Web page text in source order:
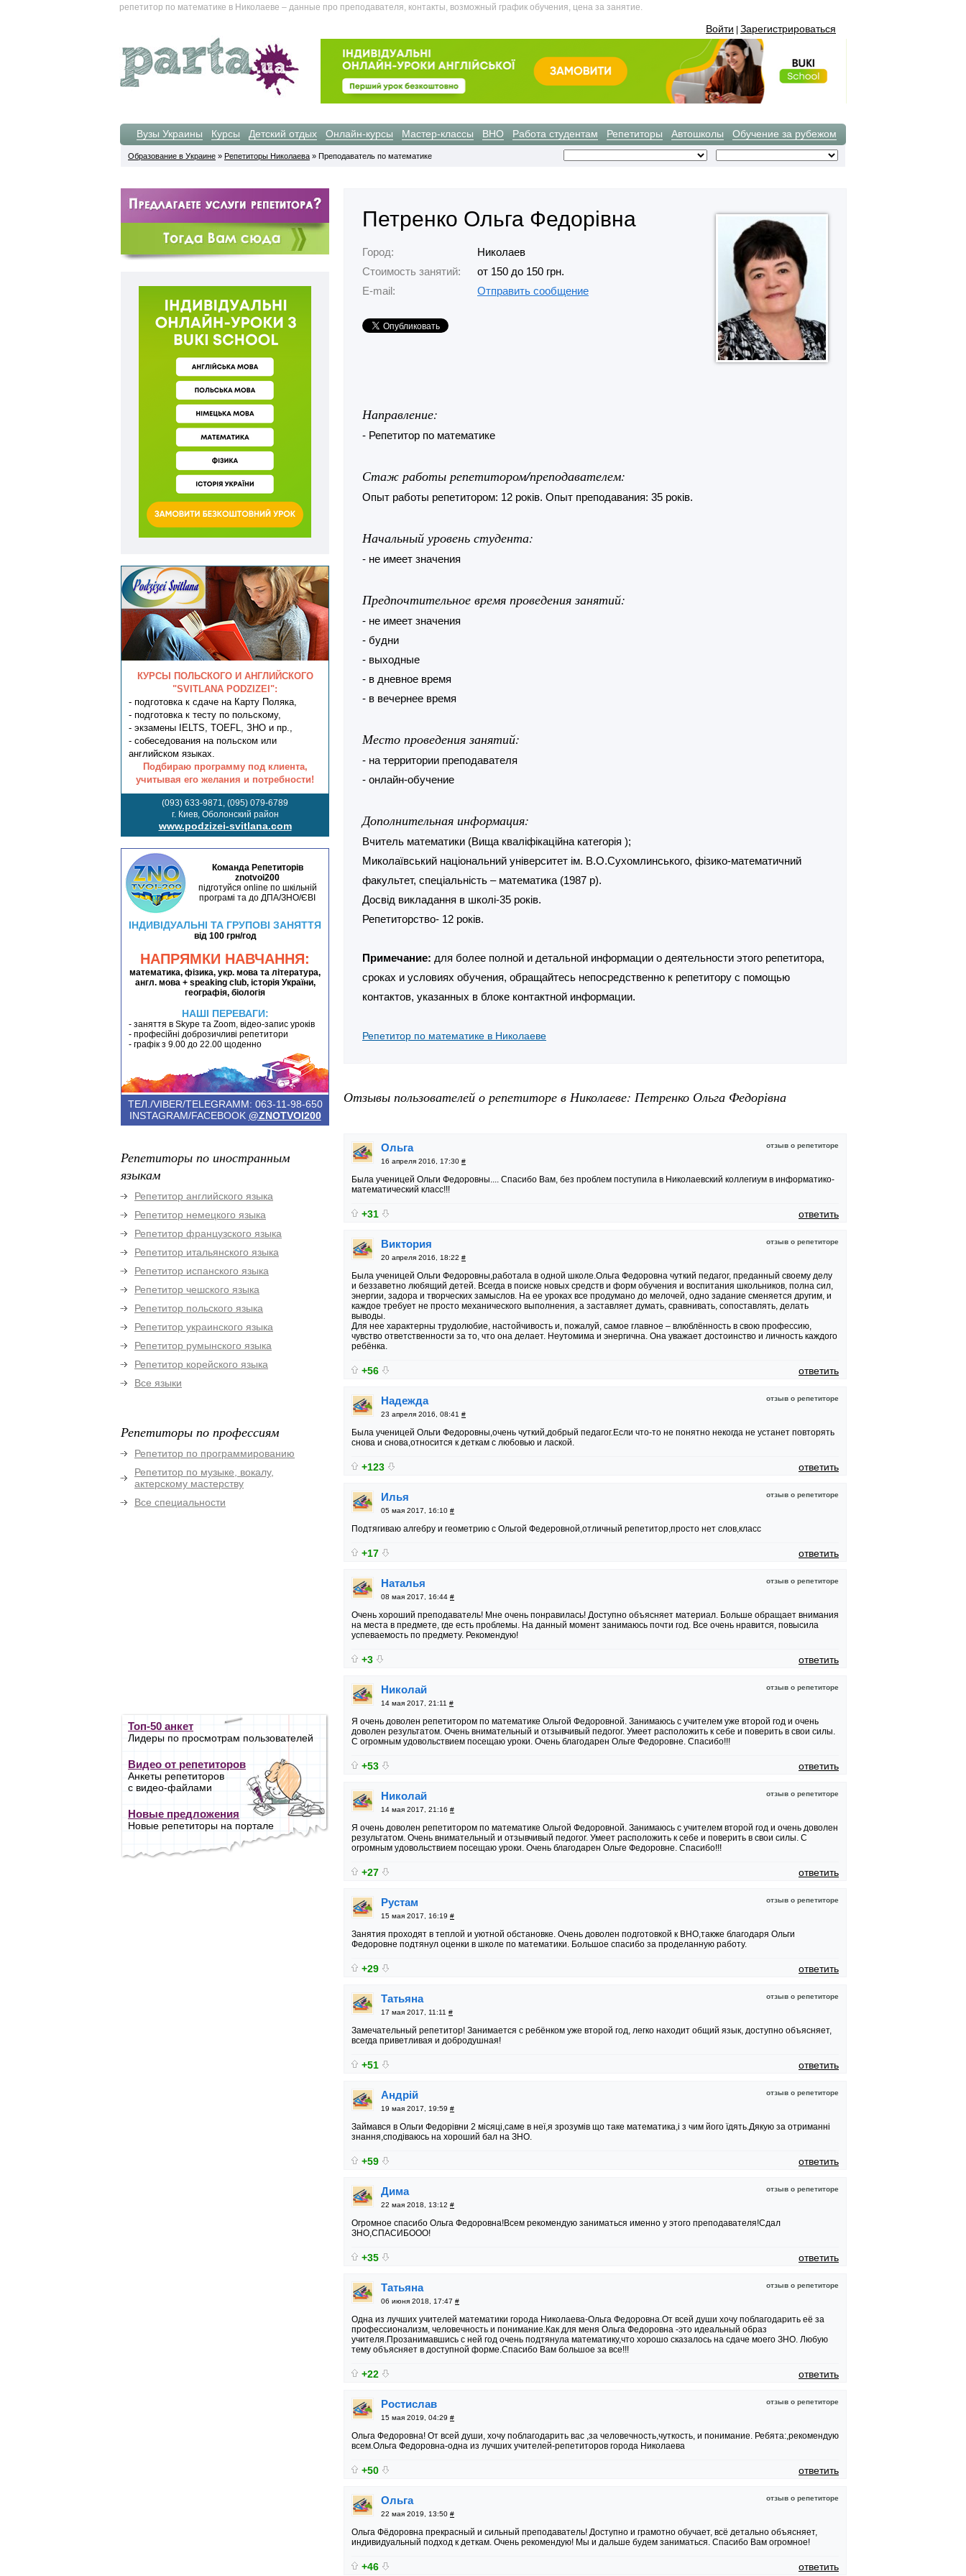
репетитор по математике в Николаеве – данные про преподавателя, контакты, возможный график обучения, цена за занятие.
Войти Зарегистрироваться
Вузы Украины Курсы Детский отдых Онлайн-курсы Мастер-классы ВНО Работа студентам Репетиторы Автошколы Обучение за рубежом
Образование в Украине » Репетиторы Николаева » Преподаватель по математике
Петренко Ольга Федорівна
Город:
Николаев
Стоимость занятий:
от 150 до 150 грн.
E-mail:
Отправить сообщение
Направление:
- Репетитор по математике
Стаж работы репетитором/преподавателем:
Опыт работы репетитором: 12 років. Опыт преподавания: 35 років.
Начальный уровень студента:
- не имеет значения
Предпочтительное время проведения занятий:
- не имеет значения
- будни
- выходные
- в дневное время
- в вечернее время
Место проведения занятий:
- на территории преподавателя
- онлайн-обучение
Дополнительная информация:
Вчитель математики (Вища кваліфікаційна категорія );
Миколаївський національний університет ім. В.О.Сухомлинського, фізико-математичний
факультет, спеціальність – математика (1987 р).
Досвід викладання в школі-35 років.
Репетиторство- 12 років.
Примечание: для более полной и детальной информации о деятельности этого репетитора,
сроках и условиях обучения, обращайтесь непосредственно к репетитору с помощью
контактов, указанных в блоке контактной информации.
Репетитор по математике в Николаеве
Отзывы пользователей о репетиторе в Николаеве: Петренко Ольга Федорівна
отзыв о репетиторе
Ольга
16 апреля 2016, 17:30 #
Была ученицей Ольги Федоровны.... Спасибо Вам, без проблем поступила в Николаевский коллегиум в информатико-
математический класс!!!
+31 ответить
отзыв о репетиторе
Виктория
20 апреля 2016, 18:22 #
Была ученицей Ольги Федоровны,работала в одной школе.Ольга Федоровна чуткий педагог, преданный своему делу
и беззаветно любящий детей. Всегда в поиске новых средств и форм обучения и воспитания школьников, полна сил,
энергии, задора и творческих замыслов. На ее уроках все продумано до мелочей, одно задание сменяется другим, и
каждое требует не просто механического выполнения, а заставляет думать, сравнивать, сопоставлять, делать
выводы.
Для нее характерны трудолюбие, настойчивость и, пожалуй, самое главное – влюблённость в свою профессию,
чувство ответственности за то, что она делает. Неутомима и энергична. Она уважает достоинство и личность каждого
ребёнка.
+56 ответить
отзыв о репетиторе
Надежда
23 апреля 2016, 08:41 #
Была ученицей Ольги Федоровны,очень чуткий,добрый педагог.Если что-то не понятно некогда не устанет повторять
снова и снова,относится к деткам с любовью и лаской.
+123 ответить
отзыв о репетиторе
Илья
05 мая 2017, 16:10 #
Подтягиваю алгебру и геометрию с Ольгой Федеровной,отличный репетитор,просто нет слов,класс
+17 ответить
отзыв о репетиторе
Наталья
08 мая 2017, 16:44 #
Очень хороший преподаватель! Мне очень понравилась! Доступно объясняет материал. Больше обращает внимания
на места в предмете, где есть проблемы. На данный момент занимаюсь почти год. Все очень нравится, повысила
успеваемость по предмету. Рекомендую!
+3 ответить
отзыв о репетиторе
Николай
14 мая 2017, 21:11 #
Я очень доволен репетитором по математике Ольгой Федоровной. Занимаюсь с учителем уже второй год и очень
доволен результатом. Очень внимательный и отзывчивый педогог. Умеет расположить к себе и поверить в свои силы.
С огромным удовольствием посещаю уроки. Очень благодарен Ольге Федоровне. Спасибо!!!
+53 ответить
отзыв о репетиторе
Николай
14 мая 2017, 21:16 #
Я очень доволен репетитором по математике Ольгой Федоровной. Занимаюсь с учителем второй год и очень доволен
результатом. Очень внимательный и отзывчивый педогог. Умеет расположить к себе и поверить в свои силы. С
огромным удовольствием посещаю уроки. Очень благодарен Ольге Федоровне. Спасибо!!!
+27 ответить
отзыв о репетиторе
Рустам
15 мая 2017, 16:19 #
Занятия проходят в теплой и уютной обстановке. Очень доволен подготовкой к ВНО,также благодаря Ольги
Федоровне подтянул оценки в школе по математики. Большое спасибо за проделанную работу.
+29 ответить
отзыв о репетиторе
Татьяна
17 мая 2017, 11:11 #
Замечательный репетитор! Занимается с ребёнком уже второй год, легко находит общий язык, доступно объясняет,
всегда приветливая и добродушная!
+51 ответить
отзыв о репетиторе
Андрій
19 мая 2017, 19:59 #
Займався в Ольги Федорівни 2 місяці,саме в неї,я зрозумів що таке математика,і з чим його їдять.Дякую за отриманні
знання,сподіваюсь на хороший бал на ЗНО.
+59 ответить
отзыв о репетиторе
Дима
22 мая 2018, 13:12 #
Огромное спасибо Ольга Федоровна!Всем рекомендую заниматься именно у этого преподавателя!Сдал
ЗНО,СПАСИБООО!
+35 ответить
отзыв о репетиторе
Татьяна
06 июня 2018, 17:47 #
Одна из лучших учителей математики города Николаева-Ольга Федоровна.От всей души хочу поблагодарить её за
профессионализм, человечность и понимание.Как для меня Ольга Федоровна -это идеальный образ
учителя.Прозанимавшись с ней год очень подтянула математику,что хорошо сказалось на сдаче моего ЗНО. Любую
тему объясняет в доступной форме.Спасибо Вам большое за все!!!
+22 ответить
отзыв о репетиторе
Ростислав
15 мая 2019, 04:29 #
Ольга Федоровна! От всей души, хочу поблагодарить вас ,за человечность,чуткость, и понимание. Ребята:,рекомендую
всем.Ольга Федоровна-одна из лучших учителей-репетиторов города Николаева
+50 ответить
отзыв о репетиторе
Ольга
22 мая 2019, 13:50 #
Ольга Фёдоровна прекрасный и сильный преподаватель! Доступно и грамотно обучает, всё детально объясняет,
индивидуальный подход к деткам. Очень рекомендую! Мы и дальше будем заниматься. Спасибо Вам огромное!
+46 ответить
КУРСЫ ПОЛЬСКОГО И АНГЛИЙСКОГО
"SVITLANA PODZIZEI":
- подготовка к сдаче на Карту Поляка,
- подготовка к тесту по польскому,
- экзамены IELTS, TOEFL, ЗНО и пр.,
- собеседования на польском или
английском языках.
Подбираю программу под клиента,
учитывая его желания и потребности!
(093) 633-9871, (095) 079-6789
г. Киев, Оболонский район
www.podzizei-svitlana.com
Команда Репетиторів
znotvoi200
підготуйся online по шкільній
програмі та до ДПА/ЗНО/ЄВІ
ІНДИВІДУАЛЬНІ ТА ГРУПОВІ ЗАНЯТТЯ
від 100 грн/год
НАПРЯМКИ НАВЧАННЯ:
математика, фізика, укр. мова та література,
англ. мова + speaking club, історія України,
географія, біологія
НАШІ ПЕРЕВАГИ:
- заняття в Skype та Zoom, відео-запис уроків
- професійні доброзичливі репетитори
- графік з 9.00 до 22.00 щоденно
ТЕЛ./VIBER/TELEGRAMM: 063-11-98-650
INSTAGRAM/FACEBOOK @ZNOTVOI200
Репетиторы по иностранным
языкам
Репетитор английского языка
Репетитор немецкого языка
Репетитор французского языка
Репетитор итальянского языка
Репетитор испанского языка
Репетитор чешского языка
Репетитор польского языка
Репетитор украинского языка
Репетитор румынского языка
Репетитор корейского языка
Все языки
Репетиторы по профессиям
Репетитор по программированию
Репетитор по музыке, вокалу,
актерскому мастерству
Все специальности
Топ-50 анкет
Лидеры по просмотрам пользователей
Видео от репетиторов
Анкеты репетиторов
с видео-файлами
Новые предложения
Новые репетиторы на портале